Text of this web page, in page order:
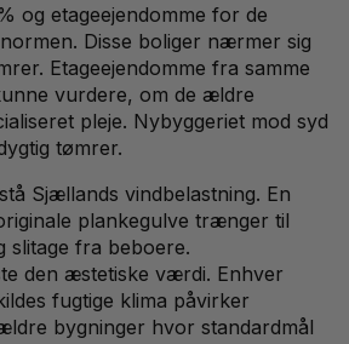
og etageejendomme for de
Disse boliger nærmer sig
Etageejendomme fra samme
vurdere, om de ældre
pleje. Nybyggeriet mod syd
tømrer.
Sjællands vindbelastning. En
plankegulve trænger til
slitage fra beboere.
den æstetiske værdi. Enhver
fugtige klima påvirker
bygninger hvor standardmål